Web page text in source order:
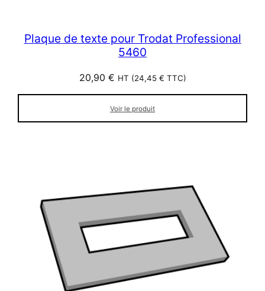
Plaque de texte pour Trodat Professional
5460
20,90 € HT (24,45 € TTC)
Voir le produit